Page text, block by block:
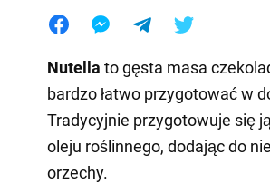
Nutella to gęsta masa
bardzo łatwo przygotować w
Tradycyjnie przygotowuje się
oleju roślinnego, dodając do
orzechy.